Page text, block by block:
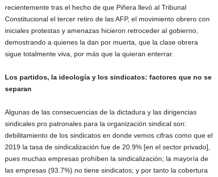
recientemente tras el hecho de que Piñera llevó al Tribunal
Constitucional el tercer retiro de las AFP, el movimiento obrero con
iniciales protestas y amenazas hicieron retroceder al gobierno,
demostrando a quienes la dan por muerta, que la clase obrera
sigue totalmente viva, por más que la quieran enterrar.
Los partidos, la ideología y los sindicatos: factores que no se
separan
Algunas de las consecuencias de la dictadura y las dirigencias
sindicales pro patronales para la organización sindical son:
debilitamiento de los sindicatos en donde vemos cifras como que el
2019 la tasa de sindicalización fue de 20.9% [en el sector privado],
pues muchas empresas prohíben la sindicalización; la mayoría de
las empresas (93.7%) no tiene sindicatos; y por tanto la cobertura